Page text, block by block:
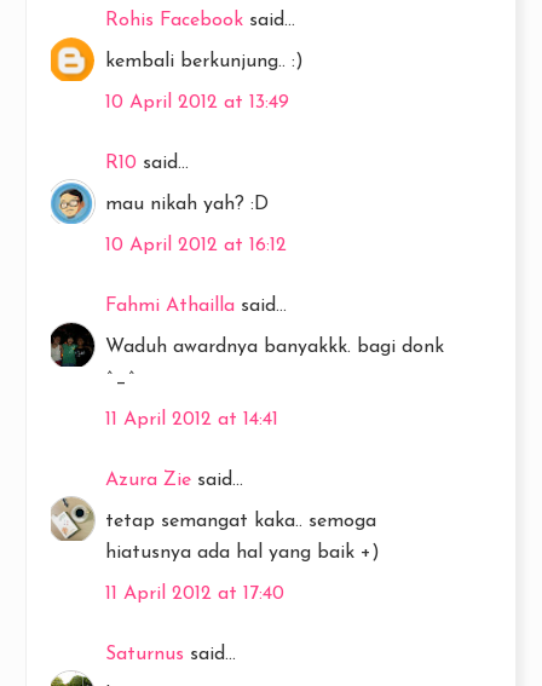
Rohis Facebook said...
kembali berkunjung.. :)
10 April 2012 at 13:49
R10 said...
mau nikah yah? :D
10 April 2012 at 16:12
Fahmi Athailla said...
Waduh awardnya banyakkk. bagi donk
^_^
11 April 2012 at 14:41
Azura Zie said...
tetap semangat kaka.. semoga
hiatusnya ada hal yang baik +)
11 April 2012 at 17:40
Saturnus said...